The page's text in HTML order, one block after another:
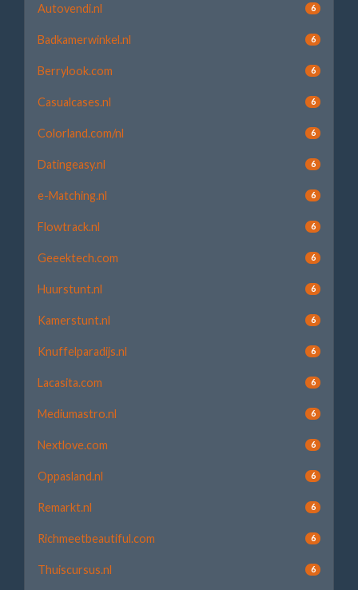
Autovendi.nl 6
Badkamerwinkel.nl 6
Berrylook.com 6
Casualcases.nl 6
Colorland.com/nl 6
Datingeasy.nl 6
e-Matching.nl 6
Flowtrack.nl 6
Geeektech.com 6
Huurstunt.nl 6
Kamerstunt.nl 6
Knuffelparadijs.nl 6
Lacasita.com 6
Mediumastro.nl 6
Nextlove.com 6
Oppasland.nl 6
Remarkt.nl 6
Richmeetbeautiful.com 6
Thuiscursus.nl 6